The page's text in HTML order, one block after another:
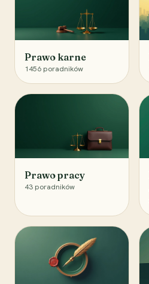
Prawo karne
1456 poradników
Prawo pracy
43 poradników